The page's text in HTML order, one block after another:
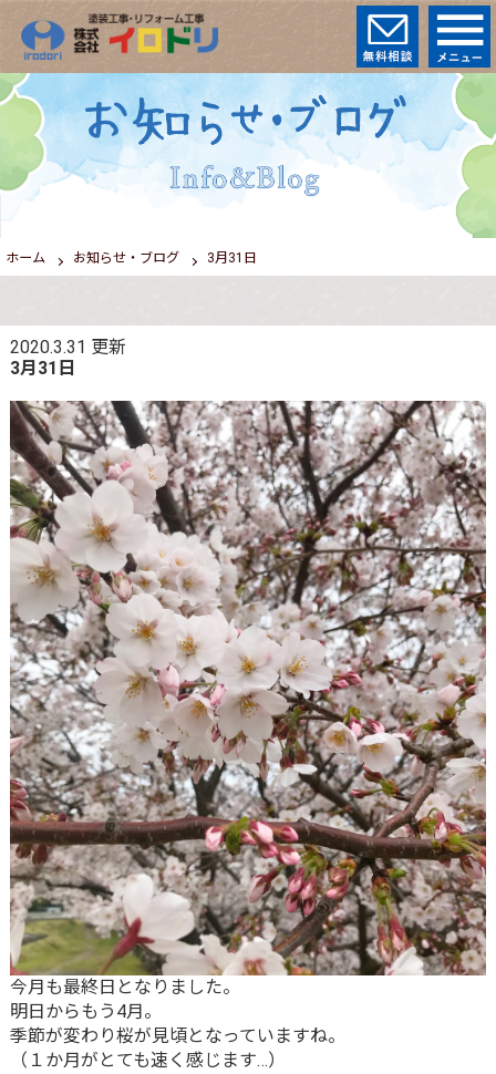
ホーム お知らせ・ブログ 3月31日
2020.3.31 更新
3月31日
今月も最終日となりました。
明日からもう4月。
季節が変わり桜が見頃となっていますね。
（１か月がとても速く感じます…）